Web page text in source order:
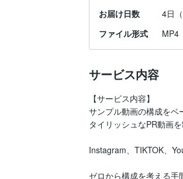
お届け日数
4日（
ファイル形式
MP4
サービス内容
【サービス内容】
サンプル動画の構成をベ
タイリッシュなPR動画を
Instagram、TIKTOK、
ゼロから構成を考える手